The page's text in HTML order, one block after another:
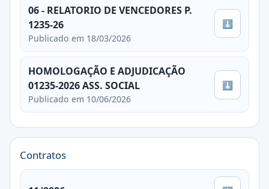
06 - RELATORIO DE VENCEDORES P.
1235-26
Publicado em 18/03/2026
⬇
HOMOLOGAÇÃO E ADJUDICAÇÃO
01235-2026 ASS. SOCIAL
Publicado em 10/06/2026
⬇
Contratos